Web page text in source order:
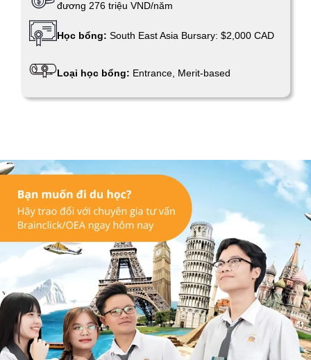
đương 276 triệu VND/năm
Học bổng: South East Asia Bursary: $2,000 CAD
Loại học bổng: Entrance, Merit-based